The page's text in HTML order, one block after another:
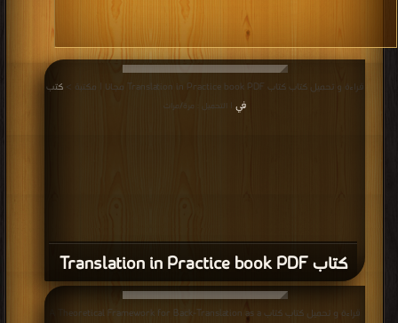
كتاب Translation in Practice book PDF
قراءة و تحميل كتاب كتاب Translation in Practice book PDF مجانا | مكتبة >
كتب
في
| التحميل : مرة/مرات
قراءة و تحميل كتاب كتاب A Theoretical Framework for Back-Translation as a